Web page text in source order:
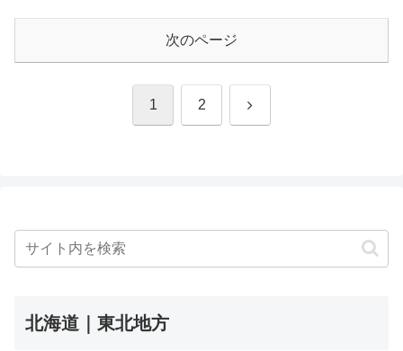
次のページ
1 2 次
北海道｜東北地方